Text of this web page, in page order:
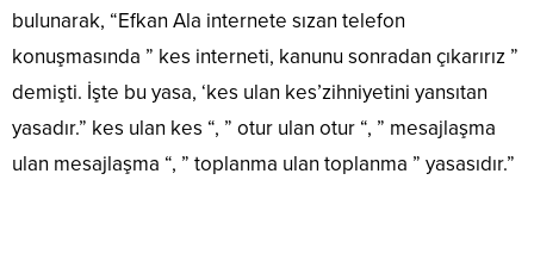
bulunarak, “Efkan Ala internete sızan telefon
konuşmasında ” kes interneti, kanunu sonradan çıkarırız ”
demişti. İşte bu yasa, ‘kes ulan kes’zihniyetini yansıtan
yasadır.” kes ulan kes “, ” otur ulan otur “, ” mesajlaşma
ulan mesajlaşma “, ” toplanma ulan toplanma ” yasasıdır.”